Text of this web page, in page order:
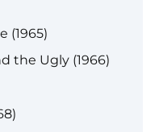
(1965)
the Ugly (1966)